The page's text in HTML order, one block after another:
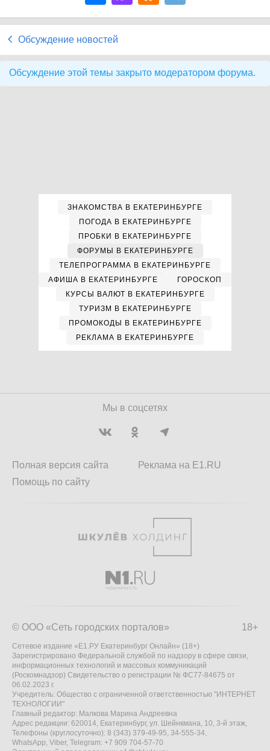
Обсуждение новостей
Обсуждение этой темы закрыто модератором форума.
ЗНАКОМСТВА В ЕКАТЕРИНБУРГЕ
ПОГОДА В ЕКАТЕРИНБУРГЕ
ПРОБКИ В ЕКАТЕРИНБУРГЕ
ФОРУМЫ В ЕКАТЕРИНБУРГЕ
ТЕЛЕПРОГРАММА В ЕКАТЕРИНБУРГЕ
АФИША В ЕКАТЕРИНБУРГЕ
ГОРОСКОП
КУРСЫ ВАЛЮТ В ЕКАТЕРИНБУРГЕ
ТУРИЗМ В ЕКАТЕРИНБУРГЕ
ПРОМОКОДЫ В ЕКАТЕРИНБУРГЕ
РЕКЛАМА В ЕКАТЕРИНБУРГЕ
Мы в соцсетях
Полная версия сайта
Помощь по сайту
Реклама на E1.RU
18+
© ООО «Сеть городских порталов»
Сетевое издание «Е1.РУ Екатеринбург Онлайн» (18+)
Зарегистрировано Федеральной службой по надзору в сфере связи,
информационных технологий и массовых коммуникаций
(Роскомнадзор) Свидетельство о регистрации № ФС77-84675 от
06.02.2023 г.
Учредитель: Общество с ограниченной ответственностью "ИНТЕРНЕТ
ТЕХНОЛОГИИ"
Главный редактор: Малкова Марина Андреевна
Адрес редакции: 620014, Екатеринбург, ул. Шейнкмана, 10, 3-й этаж,
Телефоны (круглосуточно): 8 (343) 379-49-95, 34-555-34,
WhatsApp, Viber, Telegram: +7 909 704-57-70